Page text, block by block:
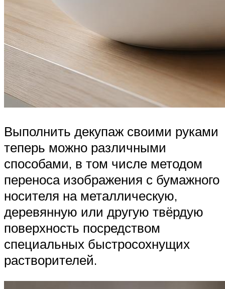
Выполнить декупаж своими руками
теперь можно различными
способами, в том числе методом
переноса изображения с бумажного
носителя на металлическую,
деревянную или другую твёрдую
поверхность посредством
специальных быстросохнущих
растворителей.